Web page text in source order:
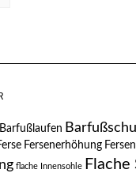
Barfußlaufen
Fersenerhöhung
flache Innensohle Flache